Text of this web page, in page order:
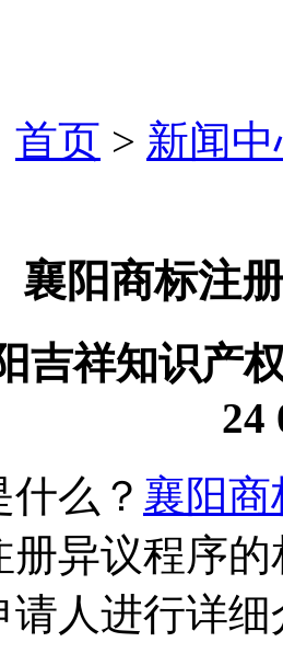
首页 > 新闻
襄阳商标注
吉祥知识产
24
么？ 襄阳
册异议程序
请人进行详细